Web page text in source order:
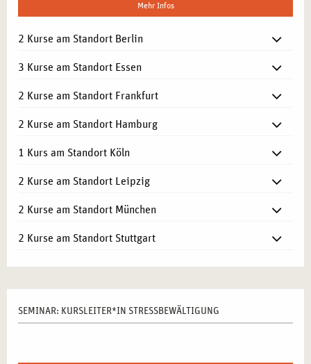
Mehr Infos
2 Kurse am Standort Berlin
3 Kurse am Standort Essen
2 Kurse am Standort Frankfurt
2 Kurse am Standort Hamburg
1 Kurs am Standort Köln
2 Kurse am Standort Leipzig
2 Kurse am Standort München
2 Kurse am Standort Stuttgart
SEMINAR: KURSLEITER*IN STRESSBEWÄLTIGUNG